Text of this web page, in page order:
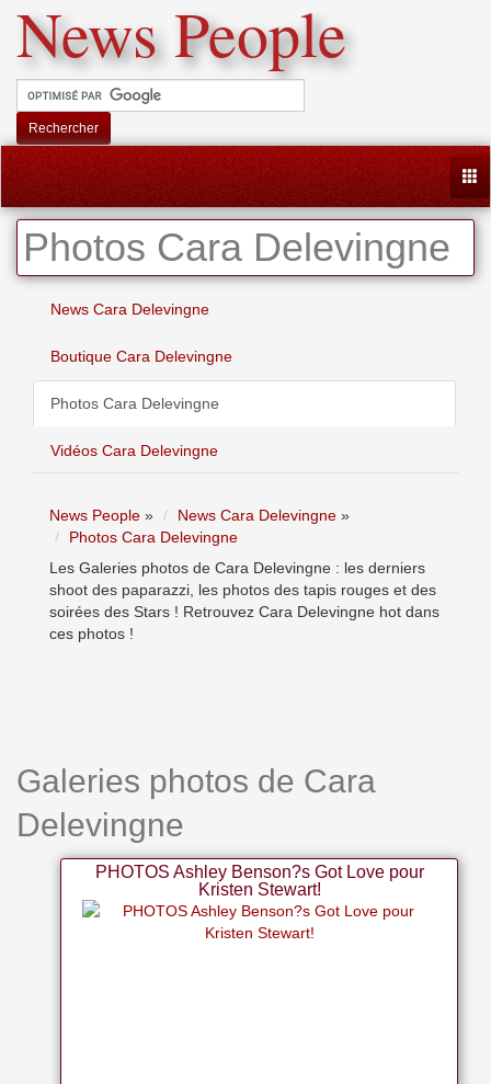
News People
Rechercher
Photos Cara Delevingne
News Cara Delevingne
Boutique Cara Delevingne
Photos Cara Delevingne
Vidéos Cara Delevingne
News People » News Cara Delevingne »
Photos Cara Delevingne
Les Galeries photos de Cara Delevingne : les derniers
shoot des paparazzi, les photos des tapis rouges et des
soirées des Stars ! Retrouvez Cara Delevingne hot dans
ces photos !
Galeries photos de Cara
Delevingne
PHOTOS Ashley Benson?s Got Love pour
Kristen Stewart!